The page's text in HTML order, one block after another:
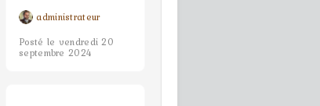
administrateur
Posté le vendredi 20
septembre 2024